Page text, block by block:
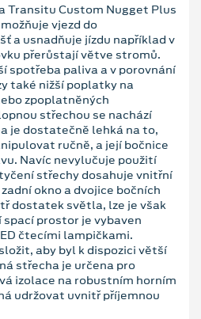
Transitu Custom Nugget Plus
vjezd do
a usnadňuje jízdu například v
přerůstají větve stromů.
spotřeba paliva a v porovnání
také nižší poplatky na
zpoplatněných
střechou se nachází
je dostatečně lehká na to,
ručně, a její bočnice
Navíc nevylučuje použití
střechy dosahuje vnitřní
okno a dvojice bočních
dostatek světla, lze je však
prostor je vybaven
čtecími lampičkami.
aby byl k dispozici větší
střecha je určena pro
izolace na robustním horním
udržovat uvnitř příjemnou